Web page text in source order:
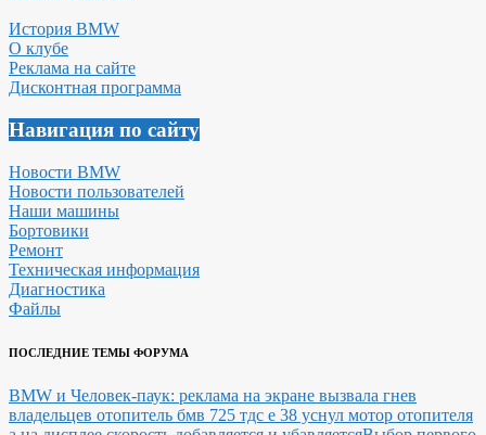
История BMW
О клубе
Реклама на сайте
Дисконтная программа
Навигация по сайту
Новости BMW
Новости пользователей
Наши машины
Бортовики
Ремонт
Техническая информация
Диагностика
Файлы
ПОСЛЕДНИЕ ТЕМЫ ФОРУМА
BMW и Человек-паук: реклама на экране вызвала гнев
владельцев отопитель бмв 725 тдс е 38 уснул мотор отопителя